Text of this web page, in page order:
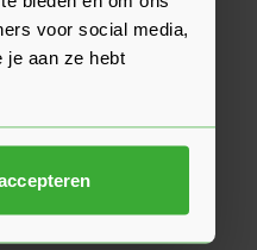
voor social media,
je aan ze hebt